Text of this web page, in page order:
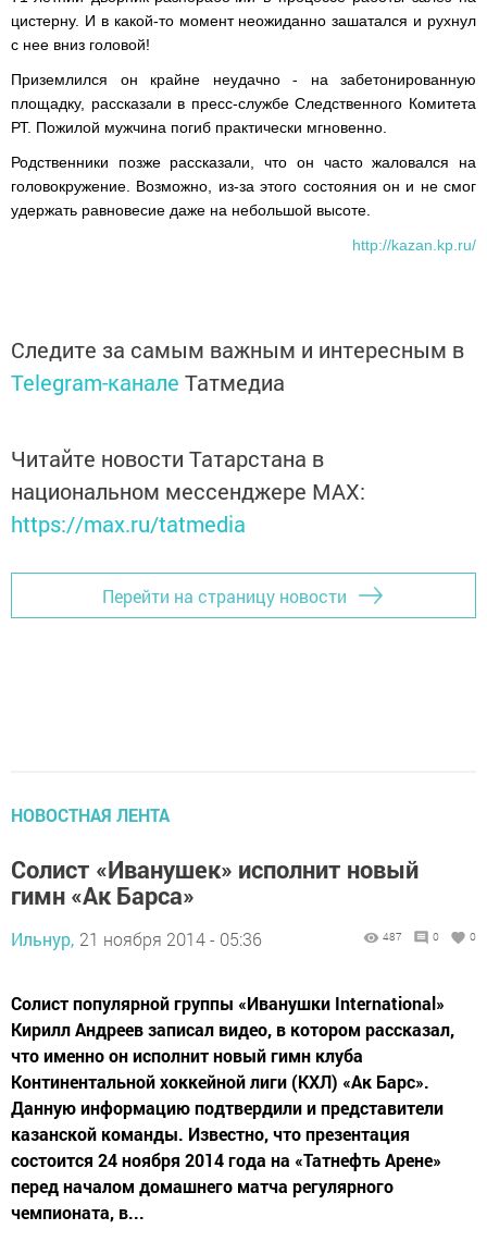
цистерну. И в какой-то момент неожиданно зашатался и рухнул
с нее вниз головой!
Приземлился он крайне неудачно - на забетонированную
площадку, рассказали в пресс-службе Следственного Комитета
РТ. Пожилой мужчина погиб практически мгновенно.
Родственники позже рассказали, что он часто жаловался на
головокружение. Возможно, из-за этого состояния он и не смог
удержать равновесие даже на небольшой высоте.
http://kazan.kp.ru/
Следите за самым важным и интересным в
Telegram-канале Татмедиа
Читайте новости Татарстана в
национальном мессенджере MАХ:
https://max.ru/tatmedia
Перейти на страницу новости
НОВОСТНАЯ ЛЕНТА
Солист «Иванушек» исполнит новый
гимн «Ак Барса»
Ильнур, 21 ноября 2014 - 05:36 487 0 0
Солист популярной группы «Иванушки International»
Кирилл Андреев записал видео, в котором рассказал,
что именно он исполнит новый гимн клуба
Континентальной хоккейной лиги (КХЛ) «Ак Барс».
Данную информацию подтвердили и представители
казанской команды. Известно, что презентация
состоится 24 ноября 2014 года на «Татнефть Арене»
перед началом домашнего матча регулярного
чемпионата, в...